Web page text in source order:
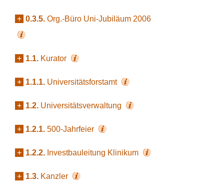
+ 0.3.5. Org.-Büro Uni-Jubiläum 2006
+ 1.1. Kurator
+ 1.1.1. Universitätsforstamt
+ 1.2. Universitätsverwaltung
+ 1.2.1. 500-Jahrfeier
+ 1.2.2. Investbauleitung Klinikum
+ 1.3. Kanzler